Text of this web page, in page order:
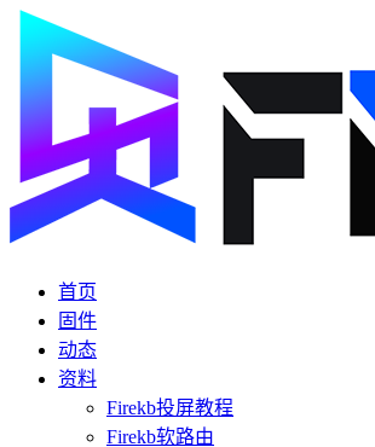
首页
固件
动态
资料
Firekb投屏教程
Firekb软路由